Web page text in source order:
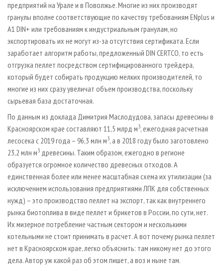
предприятий на Урале и в Поволжье. Многие из них производят
гранулы вполне соответствующие по качеству требованиям ENplus и
A1 DIN+ или требованиям к индустриальным гранулам, но
экспортировать их не могут из-за отсутствия сертификата. Если
заработает алгоритм работы, предложенный DIN CERTCO, то есть
отгрузка пеллет посредством сертифицированного трейдера,
который будет собирать продукцию мелких производителей, то
многие из них сразу увеличат объем производства, поскольку
сырьевая база достаточная.
По данным из доклада Димитрия Маслодудова, запасы древесины в
Красноярском крае составляют 11,5 млрд м3, ежегодная расчетная
лесосека с 2019 года – 96,3 млн м3, а в 2018 году было заготовлено
23,2 млн м3 древесины. Таким образом, ежегодно в регионе
образуется огромное количество древесных отходов. А
единственная более или менее масштабная схема их утилизации (за
исключением использования предприятиями ЛПК для собственных
нужд) – это производство пеллет на экспорт, так как внутреннего
рынка биотоплива в виде пеллет и брикетов в России, по сути, нет.
Их мизерное потребление частным сектором и несколькими
котельными не стоит принимать в расчет. А вот почему рынка пеллет
нет в Красноярском крае, легко объяснить: там никому нет до этого
дела. Автор уж какой раз об этом пишет, а воз и ныне там.